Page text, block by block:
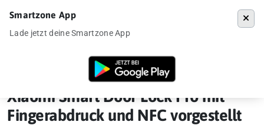
Xiaomi Smart Door Lock Pro mit Fingerabdruck
Xiaomi Smart Door Lock Pro mit
Fingerabdruck und NFC vorgestellt
Smartzone App
Lade jetzt deine Smartzone App